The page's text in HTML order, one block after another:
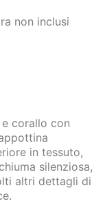
non inclusi
corallo con
in tessuto,
silenziosa,
altri dettagli di